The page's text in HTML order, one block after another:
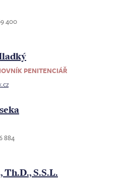
400
PENITENCIÁŘ
884
Th.D., S.S.L.